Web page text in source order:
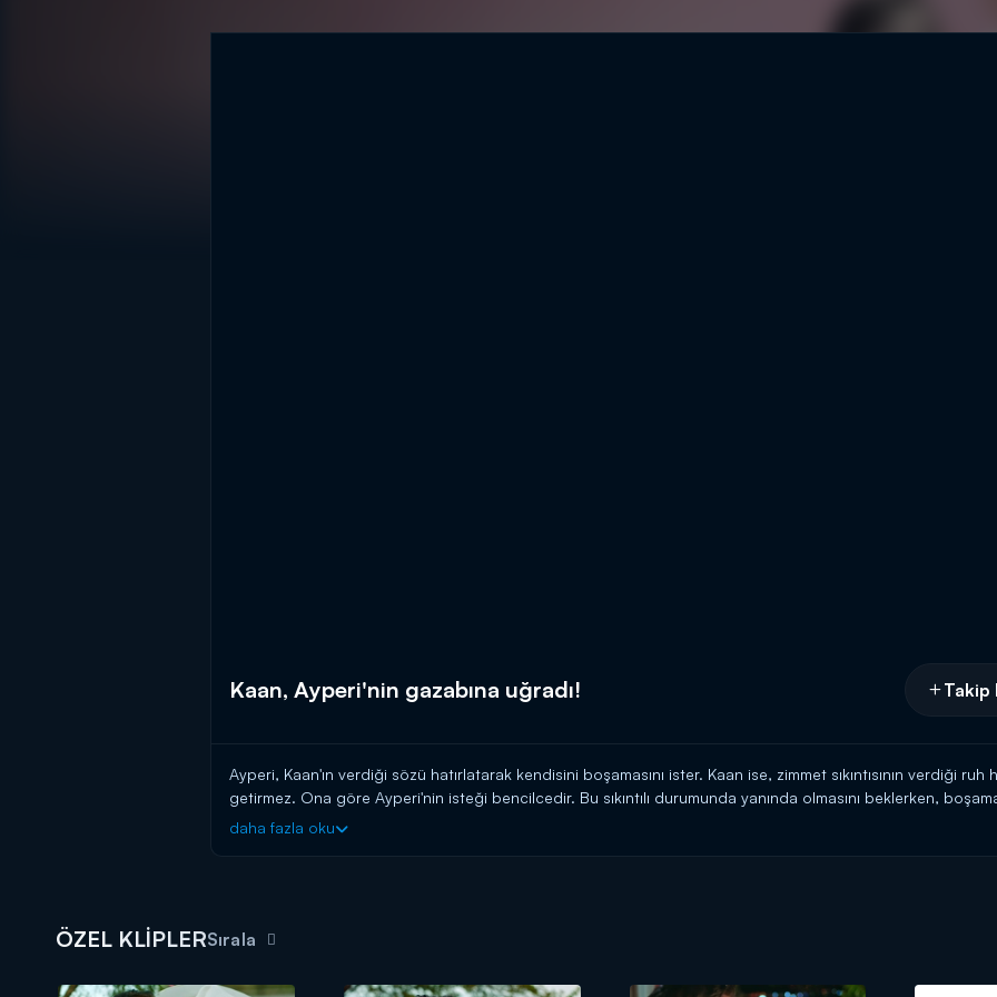
Kaan, Ayperi'nin gazabına uğradı! Takip
Ayperi, Kaan'ın verdiği sözü hatırlatarak kendisini boşamasını ister. Kaan ise, zimmet sıkıntısının verdiği
getirmez. Ona göre Ayperi'nin isteği bencilcedir. Bu sıkıntılı durumunda yanında olmasını beklerken,
kendisini katiyetle boşamayacağını söyler. Bu açıklamaya çok sinirlenen Ayperi ve Kaan arasında tatlı bir
daha fazla oku
ÖZEL KLİPLERSırala